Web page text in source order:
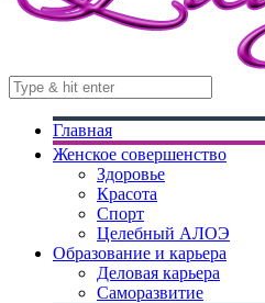
Главная
Женское совершенство
Здоровье
Красота
Спорт
Целебный АЛОЭ
Образование и карьера
Деловая карьера
Саморазвитие